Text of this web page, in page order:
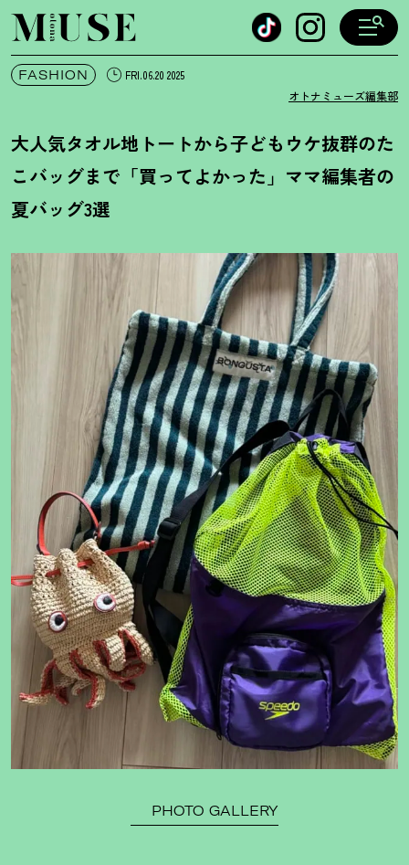
オトナミューズ ウェブ
FASHION FRI.06.20 2025
オトナミューズ編集部
大人気タオル地トートから子どもウケ抜群のた
こバッグまで「買ってよかった」ママ編集者の
夏バッグ3選
PHOTO GALLERY